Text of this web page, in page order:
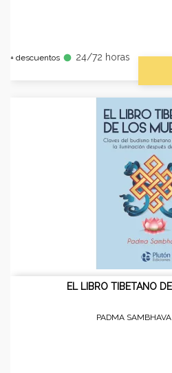
+ descuentos fiber_manual_record 24/72 horas
EL LIBRO TIBETANO
PADMA